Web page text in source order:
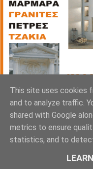
This site uses cookies
and to analyze traffic.
shared with Google
metrics to ensure
statistics, and to